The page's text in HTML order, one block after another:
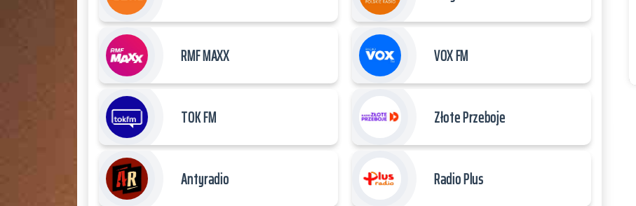
AGENTUR
MAINZ
RMF MAXX VOX FM
TOK FM Złote Przeboje
Antyradio Radio Plus